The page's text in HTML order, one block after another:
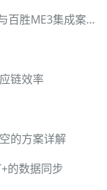
高效实现库存数据同步：金蝶云星辰V2与百胜ME3集成案例
链效率
的方案详解
的数据同步